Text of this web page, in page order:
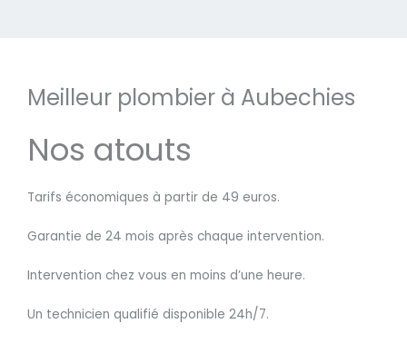
Meilleur plombier à Aubechies
Nos atouts
Tarifs économiques à partir de 49 euros.
Garantie de 24 mois après chaque intervention.
Intervention chez vous en moins d’une heure.
Un technicien qualifié disponible 24h/7.